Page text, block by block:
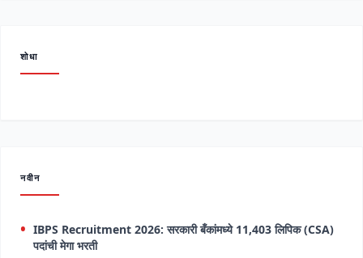
शोधा
नवीन
IBPS Recruitment 2026: सरकारी बँकांमध्ये 11,403 लिपिक (CSA)
पदांची मेगा भरती